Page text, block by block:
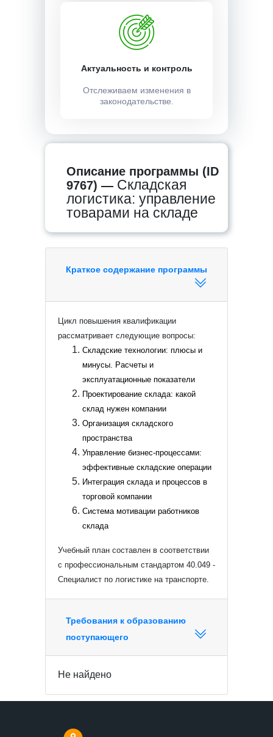
Актуальность и контроль
Отслеживаем изменения в
законодательстве.
Описание программы (ID
9767) — Складская
логистика: управление
товарами на складе
Краткое содержание программы
Цикл повышения квалификации
рассматривает следующие вопросы:
Складские технологии: плюсы и
минусы. Расчеты и
эксплуатационные показатели
Проектирование склада: какой
склад нужен компании
Организация складского
пространства
Управление бизнес-процессами:
эффективные складские операции
Интеграция склада и процессов в
торговой компании
Система мотивации работников
склада
Учебный план составлен в соответствии
с профессиональным стандартом 40.049 -
Специалист по логистике на транспорте.
Требования к образованию
поступающего
Не найдено